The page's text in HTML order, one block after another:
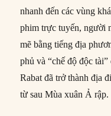
nhanh đến các vùng
phim trực tuyến, người
mẽ bằng tiếng địa
phủ và “chế độ độc
Rabat đã trở thành địa
từ sau Mùa xuân Ả rập.